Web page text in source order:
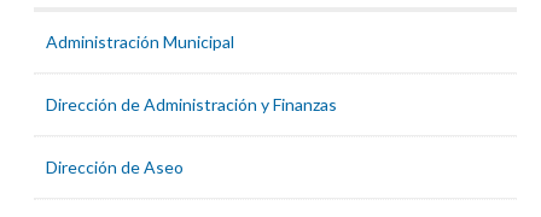
Administración Municipal
Dirección de Administración y Finanzas
Dirección de Aseo